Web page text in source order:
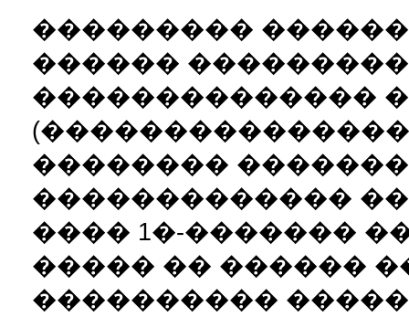
���������
������
��������������
��������
�������������
���� 1�-�������
����� �� ������
����������